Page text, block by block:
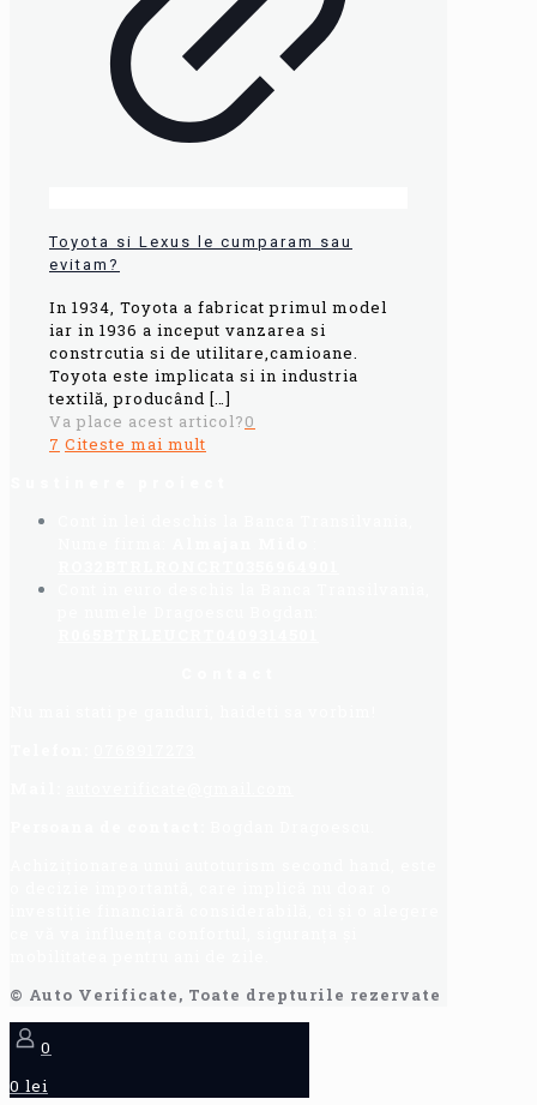
Toyota si Lexus le cumparam sau
evitam?
In 1934, Toyota a fabricat primul model
iar in 1936 a inceput vanzarea si
constrcutia si de utilitare,camioane.
Toyota este implicata si in industria
textilă, producând […]
Va place acest articol?0
7 Citeste mai mult
© Auto Verificate, Toate drepturile rezervate
0
0 lei